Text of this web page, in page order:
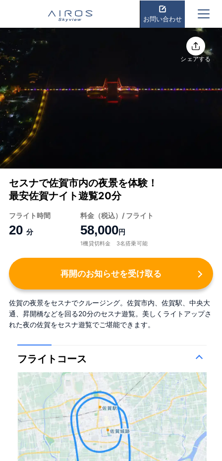
お問い合わせ
シェアする
セスナで佐賀市内の夜景を体験！
最安佐賀ナイト遊覧20分
フライト時間
20 分
料金（税込）/ フライト
58,000円
1機貸切料金 3名搭乗可能
再開のお知らせを受け取る
佐賀の夜景をセスナでクルージング。佐賀市内、佐賀駅、中央大
通、昇開橋などを回る20分のセスナ遊覧。美しくライトアップさ
れた夜の佐賀をセスナ遊覧でご堪能できます。
フライトコース